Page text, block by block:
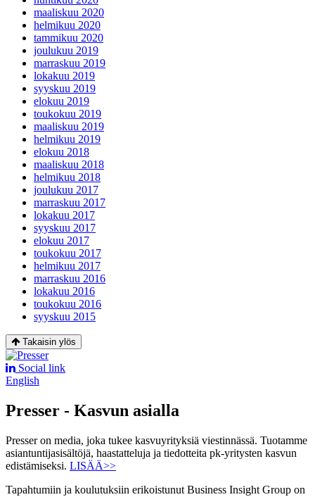
maaliskuu 2020
helmikuu 2020
tammikuu 2020
joulukuu 2019
marraskuu 2019
lokakuu 2019
syyskuu 2019
elokuu 2019
toukokuu 2019
maaliskuu 2019
helmikuu 2019
elokuu 2018
maaliskuu 2018
helmikuu 2018
joulukuu 2017
marraskuu 2017
lokakuu 2017
syyskuu 2017
elokuu 2017
toukokuu 2017
helmikuu 2017
marraskuu 2016
lokakuu 2016
toukokuu 2016
syyskuu 2015
Takaisin ylös
Social link
English
Presser - Kasvun asialla
Presser on media, joka tukee kasvuyrityksiä viestinnässä. Tuotamme
asiantuntijasisältöjä, haastatteluja ja tiedotteita pk-yritysten kasvun
edistämiseksi. LISÄÄ>>
Tapahtumiin ja koulutuksiin erikoistunut Business Insight Group on